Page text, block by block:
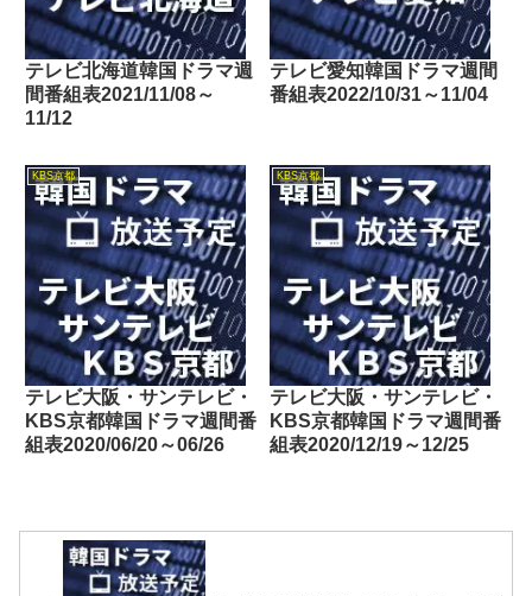
テレビ北海道韓国ドラマ週
間番組表2021/11/08～
11/12
テレビ愛知韓国ドラマ週間
番組表2022/10/31～11/04
KBS京都
テレビ大阪・サンテレビ・
KBS京都韓国ドラマ週間番
組表2020/06/20～06/26
KBS京都
テレビ大阪・サンテレビ・
KBS京都韓国ドラマ週間番
組表2020/12/19～12/25